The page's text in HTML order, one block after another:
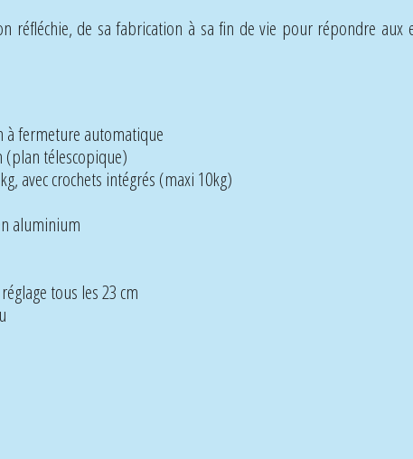
réfléchie, de sa fabrication à sa fin de vie pour répondre aux
à fermeture automatique
(plan télescopique)
avec crochets intégrés (maxi 10kg)
aluminium
tous les 23 cm